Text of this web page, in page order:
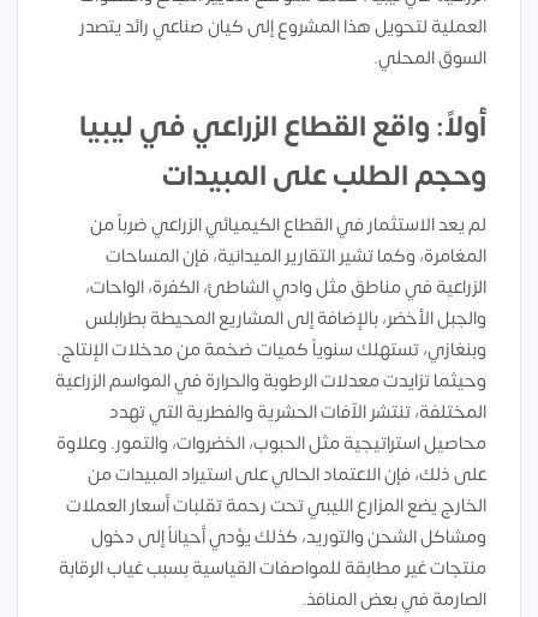
العملية لتحويل هذا المشروع إلى كيان صناعي رائد يتصدر
السوق المحلي.
أولاً: واقع القطاع الزراعي في ليبيا
وحجم الطلب على المبيدات
لم يعد الاستثمار في القطاع الكيميائي الزراعي ضرباً من
المغامرة، وكما تشير التقارير الميدانية، فإن المساحات
الزراعية في مناطق مثل وادي الشاطئ، الكفرة، الواحات،
والجبل الأخضر، بالإضافة إلى المشاريع المحيطة بطرابلس
وبنغازي، تستهلك سنوياً كميات ضخمة من مدخلات الإنتاج.
وحيثما تزايدت معدلات الرطوبة والحرارة في المواسم الزراعية
المختلفة، تنتشر الآفات الحشرية والفطرية التي تهدد
محاصيل استراتيجية مثل الحبوب، الخضروات، والتمور. وعلاوة
على ذلك، فإن الاعتماد الحالي على استيراد المبيدات من
الخارج يضع المزارع الليبي تحت رحمة تقلبات أسعار العملات
ومشاكل الشحن والتوريد، كذلك يؤدي أحياناً إلى دخول
منتجات غير مطابقة للمواصفات القياسية بسبب غياب الرقابة
الصارمة في بعض المنافذ.